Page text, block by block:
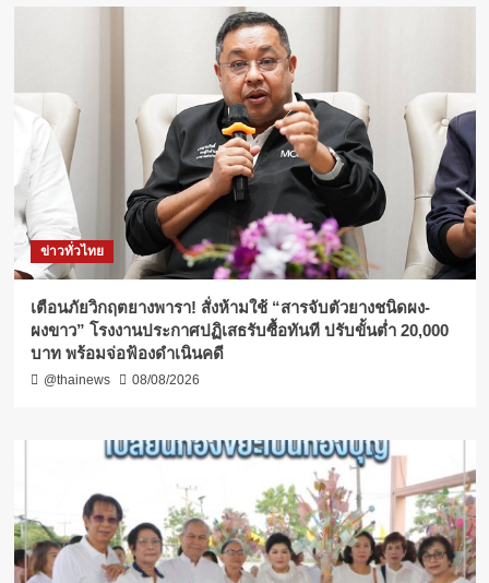
ข่าวทั่วไทย
เตือนภัยวิกฤตยางพารา! สั่งห้ามใช้ “สารจับตัวยางชนิดผง-
ผงขาว” โรงงานประกาศปฏิเสธรับซื้อทันที ปรับขั้นต่ำ 20,000
บาท พร้อมจ่อฟ้องดำเนินคดี
@thainews 08/08/2026